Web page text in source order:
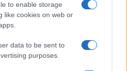
to enable storage
like cookies on web or
data to be sent to
purposes.